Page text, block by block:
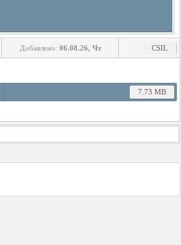
Добавлено: 06.08.26, Чт CSIL
7.73 MB